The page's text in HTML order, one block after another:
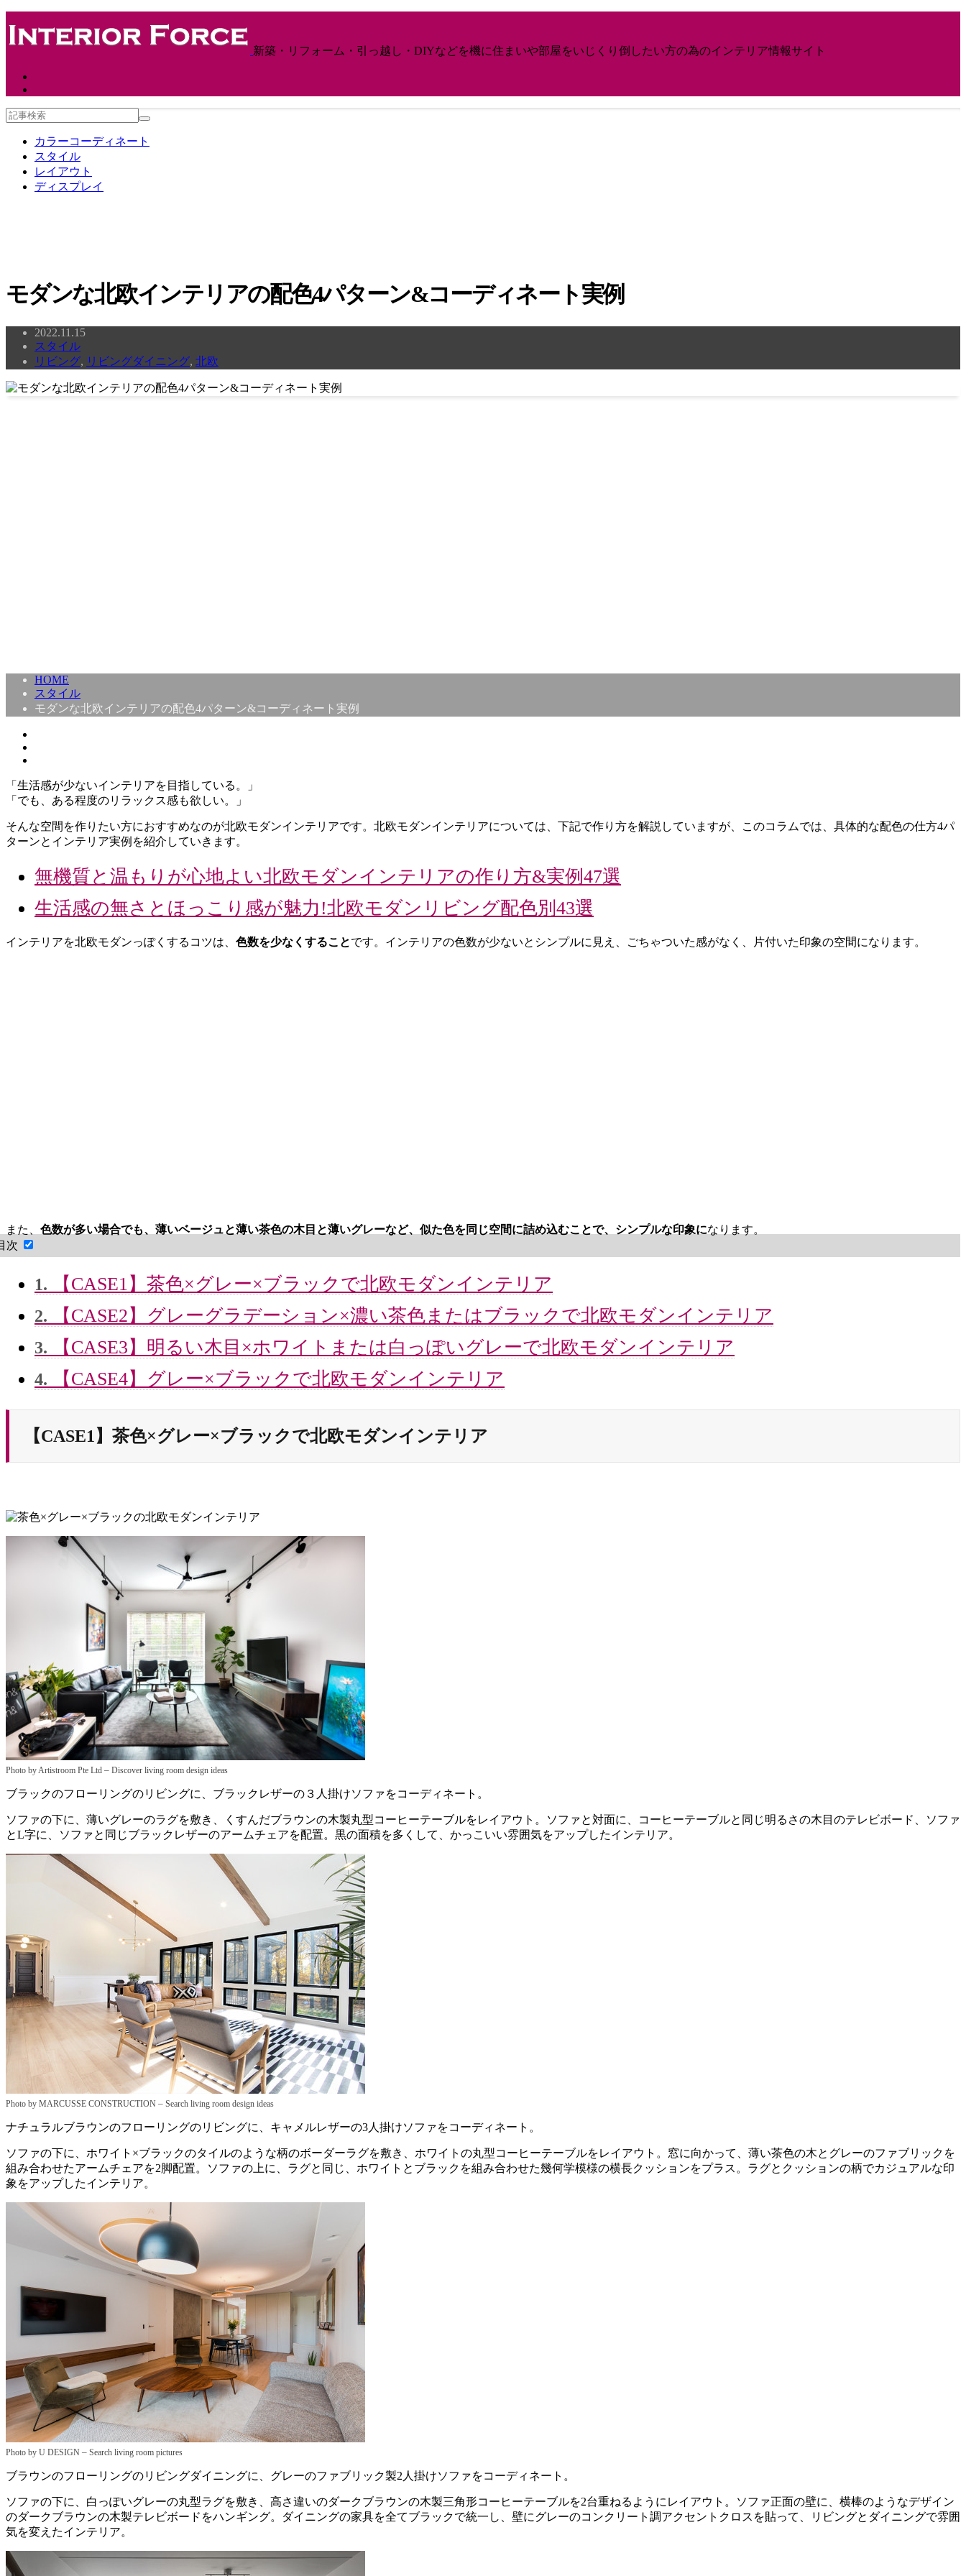
新築・リフォーム・引っ越し・DIYなどを機に住まいや部屋をいじくり倒したい方の為のインテリア情報サイト
カラーコーディネート
スタイル
レイアウト
ディスプレイ
モダンな北欧インテリアの配色4パターン&コーディネート実例
2022.11.15
スタイル
リビング, リビングダイニング, 北欧
HOME
スタイル
モダンな北欧インテリアの配色4パターン&コーディネート実例
「生活感が少ないインテリアを目指している。」
「でも、ある程度のリラックス感も欲しい。」
そんな空間を作りたい方におすすめなのが北欧モダンインテリアです。北欧モダンインテリアについては、下記で作り方を解説していますが、このコラムでは、具体的な配色の仕方4パ
ターンとインテリア実例を紹介していきます。
無機質と温もりが心地よい北欧モダンインテリアの作り方&実例47選
生活感の無さとほっこり感が魅力!北欧モダンリビング配色別43選
インテリアを北欧モダンっぽくするコツは、 色数を少なくすることです。インテリアの色数が少ないとシンプルに見え、ごちゃついた感がなく、片付いた印象の空間になります。
また、 色数が多い場合でも、薄いベージュと薄い茶色の木目と薄いグレーなど、似た色を同じ空間に詰め込むことで、シンプルな印象になります。
次
1. 【CASE1】茶色×グレー×ブラックで北欧モダンインテリア
2. 【CASE2】グレーグラデーション×濃い茶色またはブラックで北欧モダンインテリア
3. 【CASE3】明るい木目×ホワイトまたは白っぽいグレーで北欧モダンインテリア
4. 【CASE4】グレー×ブラックで北欧モダンインテリア
【CASE1】茶色×グレー×ブラックで北欧モダンインテリア
Photo by Artistroom Pte Ltd – Discover living room design ideas
ブラックのフローリングのリビングに、ブラックレザーの３人掛けソファをコーディネート。
ソファの下に、薄いグレーのラグを敷き、くすんだブラウンの木製丸型コーヒーテーブルをレイアウト。ソファと対面に、コーヒーテーブルと同じ明るさの木目のテレビボード、ソファ
とL字に、ソファと同じブラックレザーのアームチェアを配置。黒の面積を多くして、かっこいい雰囲気をアップしたインテリア。
Photo by MARCUSSE CONSTRUCTION – Search living room design ideas
ナチュラルブラウンのフローリングのリビングに、キャメルレザーの3人掛けソファをコーディネート。
ソファの下に、ホワイト×ブラックのタイルのような柄のボーダーラグを敷き、ホワイトの丸型コーヒーテーブルをレイアウト。窓に向かって、薄い茶色の木とグレーのファブリックを
組み合わせたアームチェアを2脚配置。ソファの上に、ラグと同じ、ホワイトとブラックを組み合わせた幾何学模様の横長クッションをプラス。ラグとクッションの柄でカジュアルな印
象をアップしたインテリア。
Photo by U DESIGN – Search living room pictures
ブラウンのフローリングのリビングダイニングに、グレーのファブリック製2人掛けソファをコーディネート。
ソファの下に、白っぽいグレーの丸型ラグを敷き、高さ違いのダークブラウンの木製三角形コーヒーテーブルを2台重ねるようにレイアウト。ソファ正面の壁に、横棒のようなデザイン
のダークブラウンの木製テレビボードをハンギング。ダイニングの家具を全てブラックで統一し、壁にグレーのコンクリート調アクセントクロスを貼って、リビングとダイニングで雰囲
気を変えたインテリア。